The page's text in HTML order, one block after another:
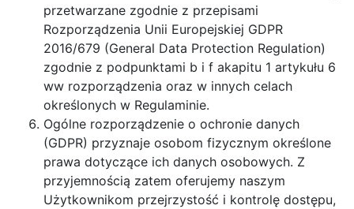
przetwarzane zgodnie z przepisami
Rozporządzenia Unii Europejskiej GDPR
2016/679 (General Data Protection Regulation)
zgodnie z podpunktami b i f akapitu 1 artykułu 6
ww rozporządzenia oraz w innych celach
określonych w Regulaminie.
Ogólne rozporządzenie o ochronie danych
(GDPR) przyznaje osobom fizycznym określone
prawa dotyczące ich danych osobowych. Z
przyjemnością zatem oferujemy naszym
Użytkownikom przejrzystość i kontrolę dostępu,